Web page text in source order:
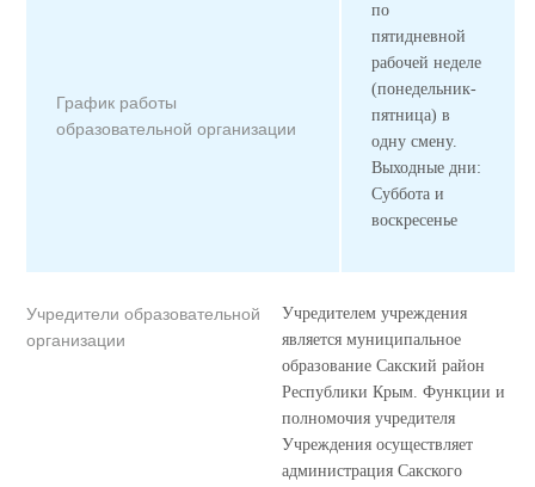
График работы
образовательной организации
по
пятидневной
рабочей неделе
(понедельник-
пятница) в
одну смену.
Выходные дни:
Суббота и
воскресенье
Учредители образовательной
организации
Учредителем учреждения
является муниципальное
образование Сакский район
Республики Крым. Функции и
полномочия учредителя
Учреждения осуществляет
администрация Сакского